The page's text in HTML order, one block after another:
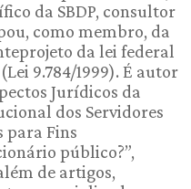
da SBDP, consultor
como membro, da
da lei federal
9.784/1999). É autor
Jurídicos da
dos Servidores
para Fins
público?”,
de artigos,